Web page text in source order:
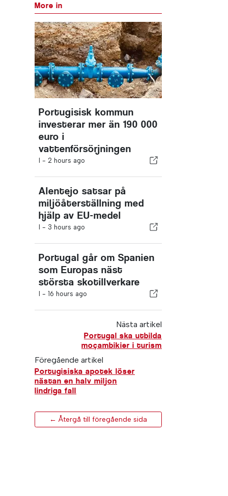
More in
Portugisisk kommun
investerar mer än 190 000
euro i
vattenförsörjningen
I - 2 hours ago
Alentejo satsar på
miljöåterställning med
hjälp av EU-medel
I - 3 hours ago
Portugal går om Spanien
som Europas näst
största skotillverkare
I - 16 hours ago
Nästa artikel
Portugal ska utbilda
moçambikier i turism
Föregående artikel
Portugisiska apotek löser
nästan en halv miljon
lindriga fall
← Återgå till föregående sida